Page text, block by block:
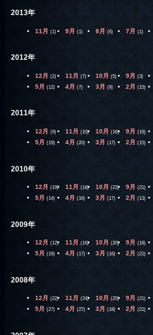
2013年
11月 (1) 9月 (1) 8月 (6) 7月 (1)
2012年
12月 (2) 11月 (7) 10月 (5) 9月 (3)
5月 (12) 4月 (7) 3月 (9) 2月 (15)
2011年
12月 (9) 11月 (10) 10月 (16) 9月 (16)
5月 (19) 4月 (20) 3月 (17) 2月 (15)
2010年
12月 (19) 11月 (18) 10月 (22) 9月 (21)
5月 (14) 4月 (16) 3月 (17) 2月 (13)
2009年
12月 (12) 11月 (16) 10月 (20) 9月 (18)
5月 (19) 4月 (17) 3月 (16) 2月 (21)
2008年
12月 (22) 11月 (24) 10月 (25) 9月 (21)
5月 (27) 4月 (27) 3月 (18) 2月 (21)